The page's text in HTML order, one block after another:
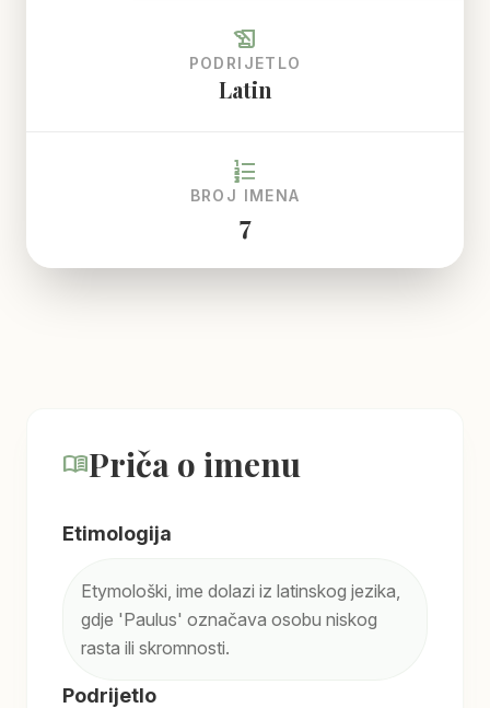
history_edu
PODRIJETLO
Latin
format_list_numbered
BROJ IMENA
7
menu_bookPriča o imenu
Etimologija
Etymološki, ime dolazi iz latinskog jezika,
gdje 'Paulus' označava osobu niskog
rasta ili skromnosti.
Podrijetlo